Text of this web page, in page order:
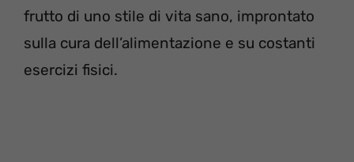
frutto di uno stile di vita sano, improntato
sulla cura dell’alimentazione e su costanti
esercizi fisici.